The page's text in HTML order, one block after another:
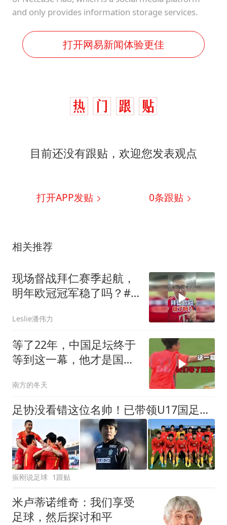
and only provides information storage services.
打开网易新闻体验更佳
目前还没有跟贴，欢迎您发表观点
打开APP发贴 0条跟贴
相关推荐
现场督战拜仁赛季起航，
明年欧冠冠军稳了吗？#
香港行 #潘伟力
Leslie潘伟力
等了22年，中国足坛终于
等到这一幕，他才是国少
南方的冬天
足协没看错这位名帅！已带领U17国足淘汰河床进决赛，值得期待
振刚说足球 1跟贴
米卢蒂诺维奇：我们享受
足球，然后探讨和平